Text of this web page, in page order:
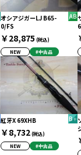
オシアジガーLJ B65-
0/FS
￥28,875 (税込)
NEW
#中古品
紅牙X 69XHB
￥8,732(税込)
NEW
#中古品